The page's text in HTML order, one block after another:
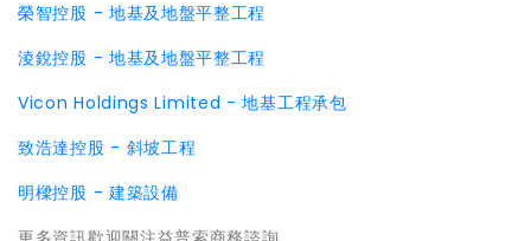
榮智控股 - 地基及地盤平整工程
淩銳控股 - 地基及地盤平整工程
Vicon Holdings Limited - 地基工程承包
致浩達控股 - 斜坡工程
明樑控股 - 建築設備